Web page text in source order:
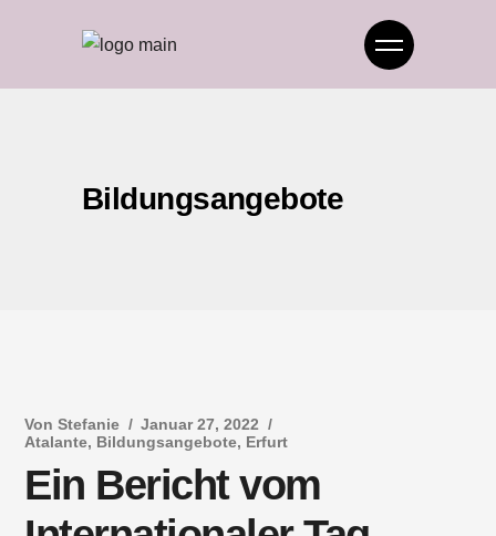
Bildungsangebote
Von Stefanie
Januar 27, 2022
Atalante, Bildungsangebote, Erfurt
Ein Bericht vom